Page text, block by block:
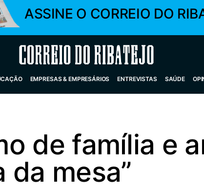
ASSINE O CORREIO DO
Correio do Ribatejo
EMPRESAS & EMPRESÁRIOS ENTREVISTAS SAÚDE
de família e
mesa”